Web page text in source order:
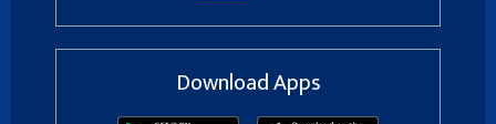
Download Apps